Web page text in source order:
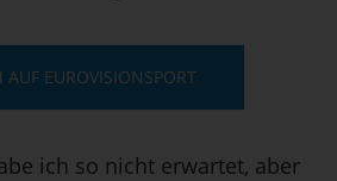
AUF EUROVISIONSPORT
ich so nicht erwartet, aber